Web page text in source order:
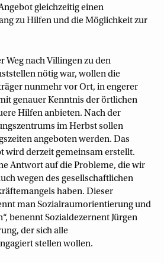
gleichzeitig einen
zu Hilfen und die Möglichkeit zur
Weg nach Villingen zu den
nötig war, wollen die
nunmehr vor Ort, in engerer
genauer Kenntnis der örtlichen
Hilfen anbieten. Nach der
im Herbst sollen
angeboten werden. Das
wird derzeit gemeinsam erstellt.
Antwort auf die Probleme, die wir
wegen des gesellschaftlichen
haben. Dieser
man Sozialraumorientierung und
benennt Sozialdezernent Jürgen
der sich alle
stellen wollen.